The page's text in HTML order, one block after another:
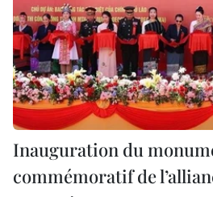
Inauguration du
commémoratif de